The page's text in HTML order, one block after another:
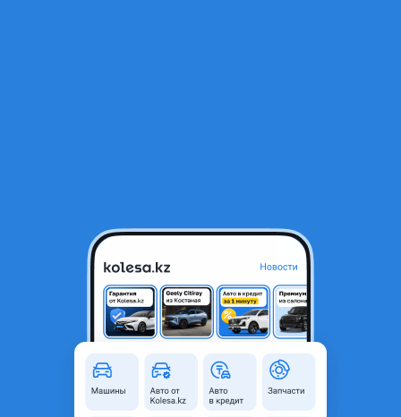
Infiniti QX55 Essential 2024 года
31 990 000 ₸ Новая Проверенный продавец
Объявление находится в архиве и может быть